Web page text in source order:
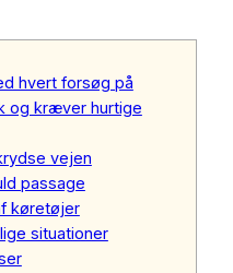
hvert forsøg på
og kræver hurtige
vejen
passage
køretøjer
situationer